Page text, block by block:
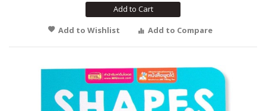
Add to Cart
Add to Wishlist
Add to Compare